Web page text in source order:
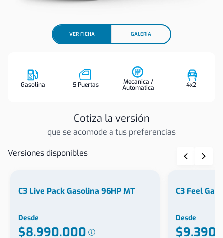
VER FICHA GALERÍA
Gasolina 5 Puertas Mecanica /
Automatica 4x2
Cotiza la versión
que se acomode a tus preferencias
Versiones disponibles
C3 Live Pack Gasolina 96HP MT
Desde
$8.990.000
C3 Feel
Desde